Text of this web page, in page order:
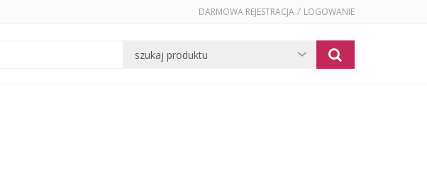
DARMOWA REJESTRACJA / LOGOWANIE